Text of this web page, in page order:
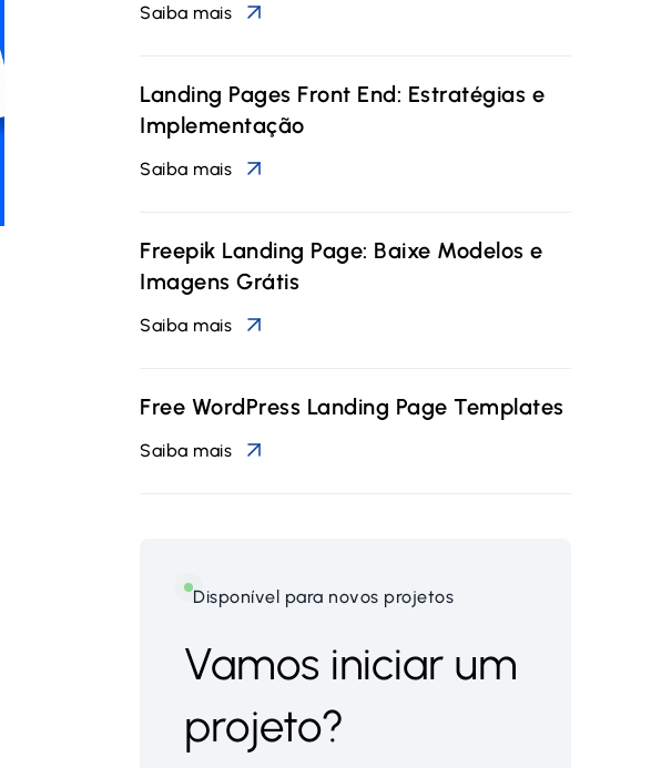
Saiba mais
Landing Pages Front End: Estratégias e
Implementação
Saiba mais
Freepik Landing Page: Baixe Modelos e
Imagens Grátis
Saiba mais
Free WordPress Landing Page Templates
Saiba mais
Disponível para novos projetos
Vamos iniciar um
projeto?